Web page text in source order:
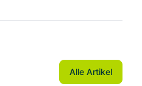
Alle Artikel